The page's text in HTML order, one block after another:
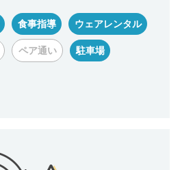
食事指導 ウェアレンタル
ペア通い 駐車場